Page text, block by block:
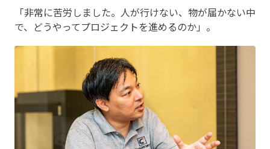
「非常に苦労しました。人が行けない、物が届かない中
で、どうやってプロジェクトを進めるのか」。